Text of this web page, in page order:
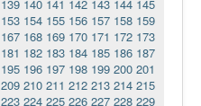
139 140 141 142 143 144 145
153 154 155 156 157 158 159
167 168 169 170 171 172 173
181 182 183 184 185 186 187
195 196 197 198 199 200 201
209 210 211 212 213 214 215
223 224 225 226 227 228 229